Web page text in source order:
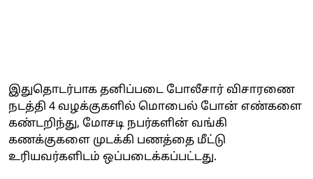
இதுதொடர்பாக தனிப்படை போலீசார் விசாரணை
நடத்தி 4 வழக்குகளில் மொபைல் போன் எண்களை
கண்டறிந்து, மோசடி நபர்களின் வங்கி
கணக்குகளை முடக்கி பணத்தை மீட்டு
உரியவர்களிடம் ஒப்படைக்கப்பட்டது.